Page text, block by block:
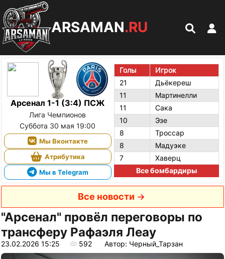
ARSAMAN.RU
Арсенал 1-1 (3:4) ПСЖ
Лига Чемпионов
Суббота 30 мая 19:00
Мы Вконтакте
Атрибутика
Мы в Telegram
Голы
Игрок
21
Дьёкереш
11
Мартинелли
11
Сака
10
Эзе
8
Троссар
8
Мадуэке
7
Хаверц
Все бомбардиры
Все новости
"Арсенал" провёл переговоры по
трансферу Рафаэля Леау
23.02.2026 15:25 592 Автор: Черный_Тарзан